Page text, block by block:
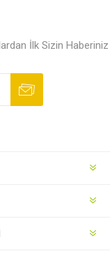
İlk Sizin Haberiniz